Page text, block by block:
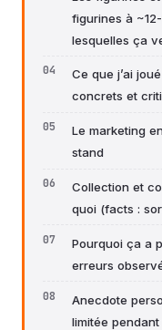
figurines à
lesquelles ça
Ce que j’ai
concrets et
Le marketing
stand
Collection et
quoi (facts :
Pourquoi ça a
erreurs
Anecdote
limitée pendant